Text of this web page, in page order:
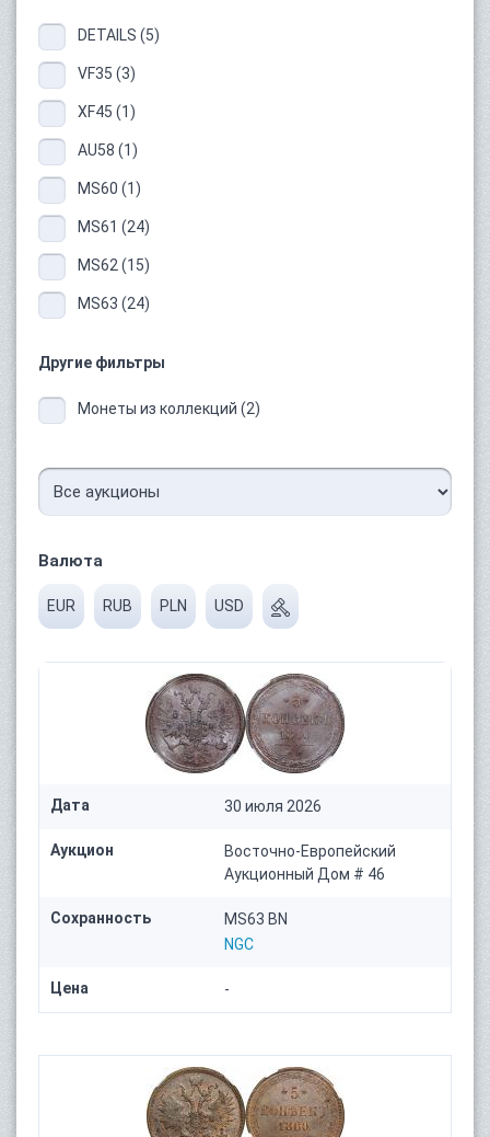
DETAILS (5)
VF35 (3)
XF45 (1)
AU58 (1)
MS60 (1)
MS61 (24)
MS62 (15)
MS63 (24)
Другие фильтры
Монеты из коллекций (2)
Валюта
EUR RUB PLN USD
Дата 30 июля 2026
Аукцион
Восточно-Европейский
Аукционный Дом # 46
Сохранность
MS63 BN
NGC
Цена -